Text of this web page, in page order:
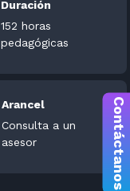
Contáctanos
Duración
152 horas
pedagógicas
Arancel
Consulta a un
asesor